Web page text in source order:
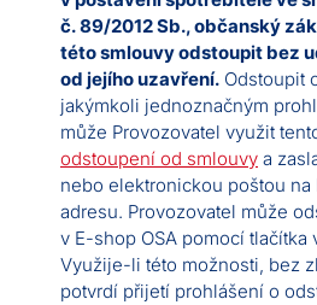
č. 89/2012 Sb., občanský
této smlouvy odstoupit bez
od jejího uzavření. Odstoupit
jakýmkoli jednoznačným
může Provozovatel využit
odstoupení od smlouvy a
nebo elektronickou poštou
adresu. Provozovatel může
v E-shop OSA pomocí tlačítka
Využije-li této možnosti, bez
potvrdí přijetí prohlášení o